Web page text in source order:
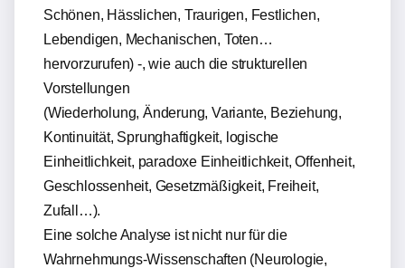
Schönen, Hässlichen, Traurigen, Festlichen,
Lebendigen, Mechanischen, Toten…
hervorzurufen) -, wie auch die strukturellen
Vorstellungen
(Wiederholung, Änderung, Variante, Beziehung,
Kontinuität, Sprunghaftigkeit, logische
Einheitlichkeit, paradoxe Einheitlichkeit, Offenheit,
Geschlossenheit, Gesetzmäßigkeit, Freiheit,
Zufall…).
Eine solche Analyse ist nicht nur für die
Wahrnehmungs-Wissenschaften (Neurologie,